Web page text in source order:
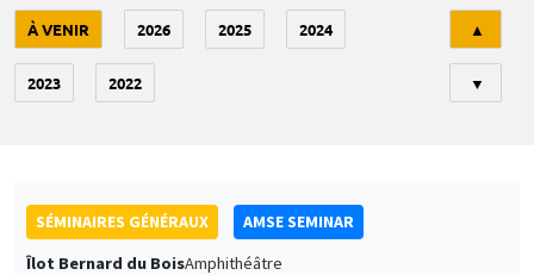
À VENIR 2026 2025 2024
2023 2022
▲
▼
SÉMINAIRES GÉNÉRAUX
AMSE SEMINAR
Îlot Bernard du BoisAmphithéâtre